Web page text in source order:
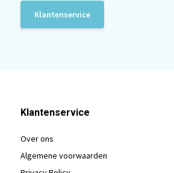
Klantenservice
Klantenservice
Over ons
Algemene voorwaarden